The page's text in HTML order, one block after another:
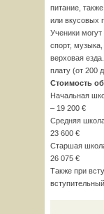
питание,
или вкусовых
Ученики
спорт, музыка,
верховая
плату (от 200
Стоимость
Начальная
– 19 200 €
Средняя
23 600 €
Старшая
26 075 €
Также при